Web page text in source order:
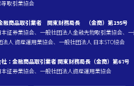
取引業協会
融商品取引業者 関東財務局長 （金商）第195号
本証券業協会、一般社団法人金融先物取引業協会、
人 資産運用業協会、一般社団法人 日本STO協会
：金融商品取引業者 関東財務局長（金商）第67号
証券業協会、一般社団法人資産運用業協会